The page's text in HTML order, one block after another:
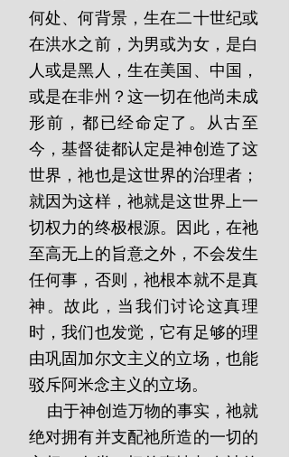
何处、何背景，生在二十世纪或
在洪水之前，为男或为女，是白
人或是黑人，生在美国、中国，
或是在非州？这一切在他尚未成
形前，都已经命定了。从古至
今，基督徒都认定是神创造了这
世界，祂也是这世界的治理者；
就因为这样，祂就是这世界上一
切权力的终极根源。因此，在祂
至高无上的旨意之外，不会发生
任何事，否则，祂根本就不是真
神。故此，当我们讨论这真理
时，我们也发觉，它有足够的理
由巩固加尔文主义的立场，也能
驳斥阿米念主义的立场。
绝对拥有并支配祂所造的一切的